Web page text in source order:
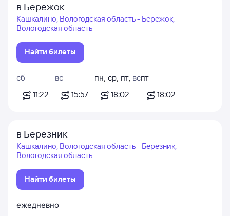
в Бережок
Кашкалино, Вологодская область - Бережок,
Вологодская область
Найти билеты
сб
11:22
вс
15:57
пн, ср, пт, вс
18:02
пт
18:02
в Березник
Кашкалино, Вологодская область - Березник,
Вологодская область
Найти билеты
ежедневно